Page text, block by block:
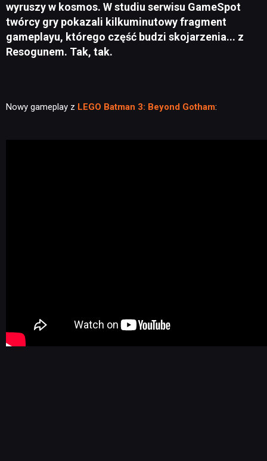
wyruszy w kosmos. W studiu serwisu GameSpot
twórcy gry pokazali kilkuminutowy fragment
gameplayu, którego część budzi skojarzenia... z
Resogunem. Tak, tak.
Nowy gameplay z LEGO Batman 3: Beyond Gotham: